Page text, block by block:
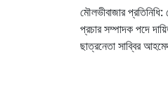
মৌলভীবাজার
প্রচার সম্পাদক পদে
ছাত্রনেতা সাব্বির